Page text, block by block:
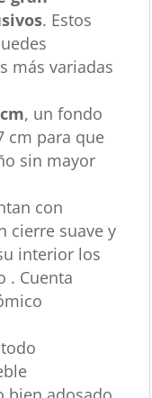
. Estos
más variadas
, un fondo
cm para que
sin mayor
con
cierre suave y
interior los
. Cuenta